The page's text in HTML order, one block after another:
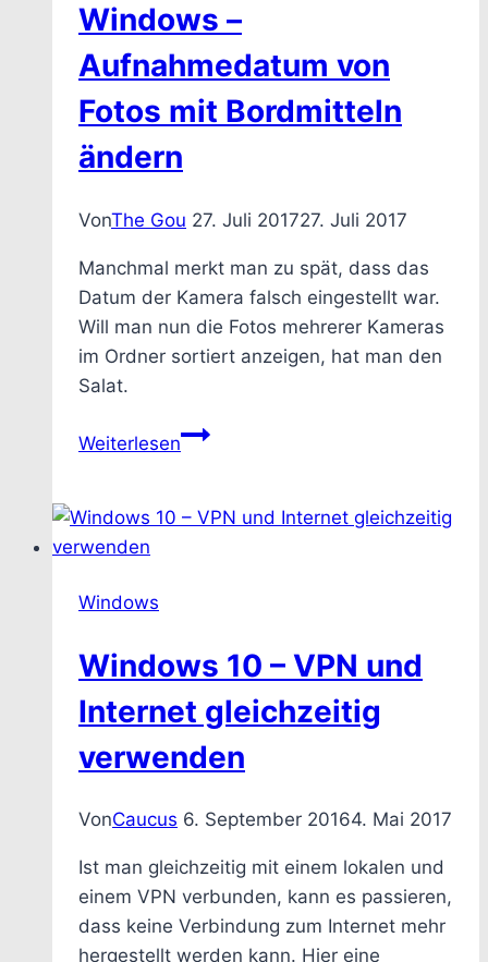
Windows
Kontextmenü
hinzufügt
Windows –
Aufnahmedatum von
Fotos mit Bordmitteln
ändern
VonThe Gou 27. Juli 201727. Juli 2017
Manchmal merkt man zu spät, dass das
Datum der Kamera falsch eingestellt war.
Will man nun die Fotos mehrerer Kameras
im Ordner sortiert anzeigen, hat man den
Salat.
WeiterlesenWindows
von
Windows
Windows 10 – VPN und
Internet gleichzeitig
verwenden
VonCaucus 6. September 20164. Mai 2017
Ist man gleichzeitig mit einem lokalen und
einem VPN verbunden, kann es passieren,
dass keine Verbindung zum Internet mehr
hergestellt werden kann. Hier eine